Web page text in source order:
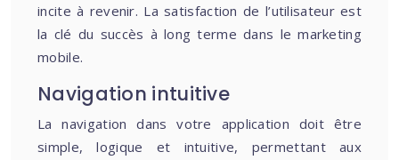
incite à revenir. La satisfaction de l’utilisateur est
la clé du succès à long terme dans le marketing
mobile.
Navigation intuitive
La navigation dans votre application doit être
simple, logique et intuitive, permettant aux